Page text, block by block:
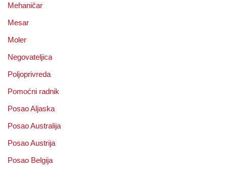
Mehaničar
Mesar
Moler
Negovateljica
Poljoprivreda
Pomoćni radnik
Posao Aljaska
Posao Australija
Posao Austrija
Posao Belgija